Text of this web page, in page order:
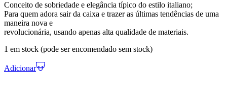
Conceito de sobriedade e elegância típico do estilo italiano;
Para quem adora sair da caixa e trazer as últimas tendências de uma
maneira nova e
revolucionária, usando apenas alta qualidade de materiais.
1 em stock (pode ser encomendado sem stock)
Adicionar